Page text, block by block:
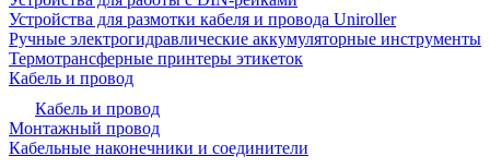
Устройства для размотки кабеля и провода Uniroller
Ручные электрогидравлические аккумуляторные инструменты
Термотрансферные принтеры этикеток
Кабель и провод
Кабель и провод
Монтажный провод
Кабельные наконечники и соединители